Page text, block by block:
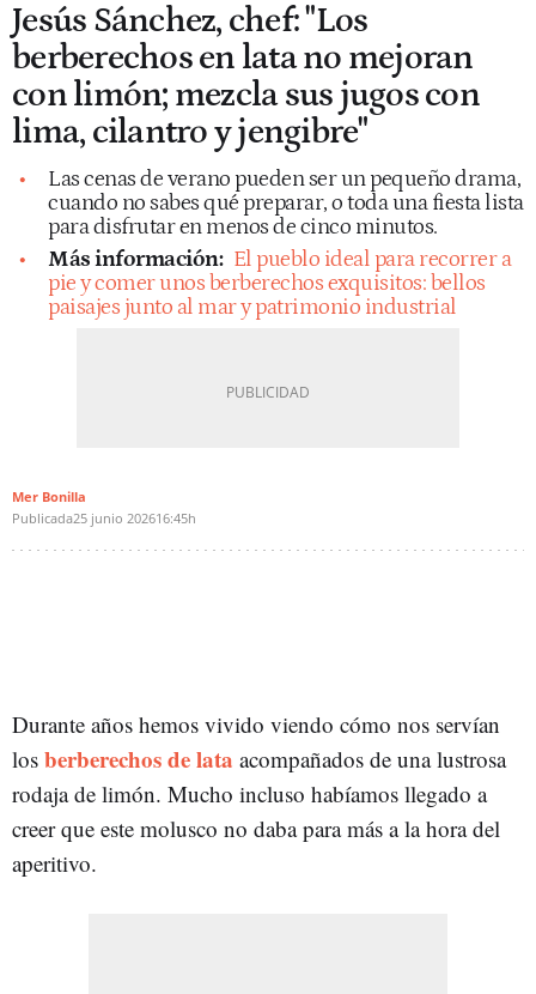
Jesús Sánchez, chef: "Los
berberechos en lata no mejoran
con limón; mezcla sus jugos con
lima, cilantro y jengibre"
Las cenas de verano pueden ser un pequeño drama,
cuando no sabes qué preparar, o toda una fiesta lista
para disfrutar en menos de cinco minutos.
Más información: El pueblo ideal para recorrer a
pie y comer unos berberechos exquisitos: bellos
paisajes junto al mar y patrimonio industrial
Mer Bonilla
Publicada25 junio 202616:45h
Durante años hemos vivido viendo cómo nos servían
los berberechos de lata acompañados de una lustrosa
rodaja de limón. Mucho incluso habíamos llegado a
creer que este molusco no daba para más a la hora del
aperitivo.